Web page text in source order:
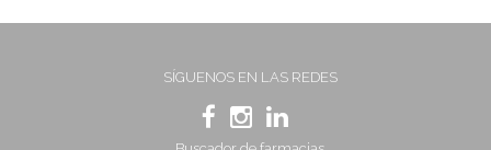
SÍGUENOS EN LAS REDES